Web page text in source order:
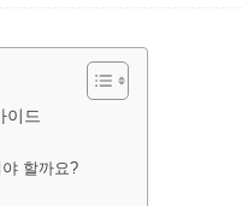
이드
할까요?